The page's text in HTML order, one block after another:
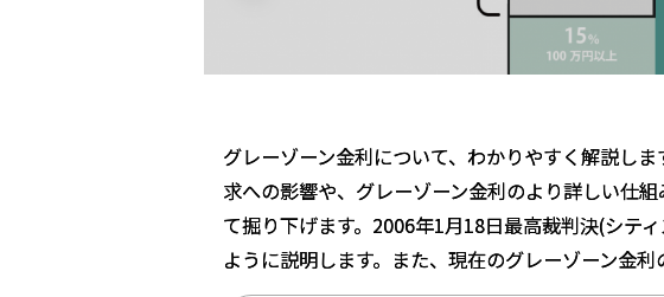
グレーゾーン金利について、わかりやすく解説し
求への影響や、グレーゾーン金利のより詳しい仕
て掘り下げます。2006年1月18日最高裁判決(シテ
ように説明します。また、現在のグレーゾーン金利